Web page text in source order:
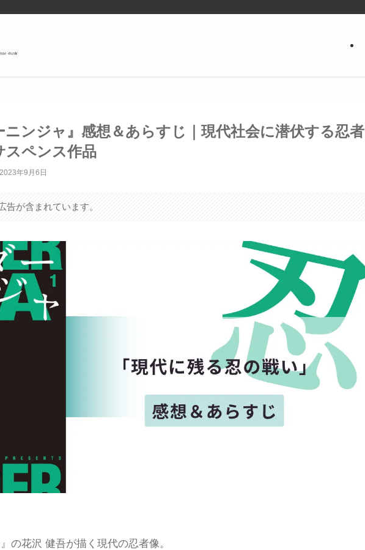
ニンジャ』感想＆あらすじ｜現代社会に潜伏する忍者
スペンス作品
2023年9月6日
告が含まれています。
の花沢 健吾が描く現代の忍者像。